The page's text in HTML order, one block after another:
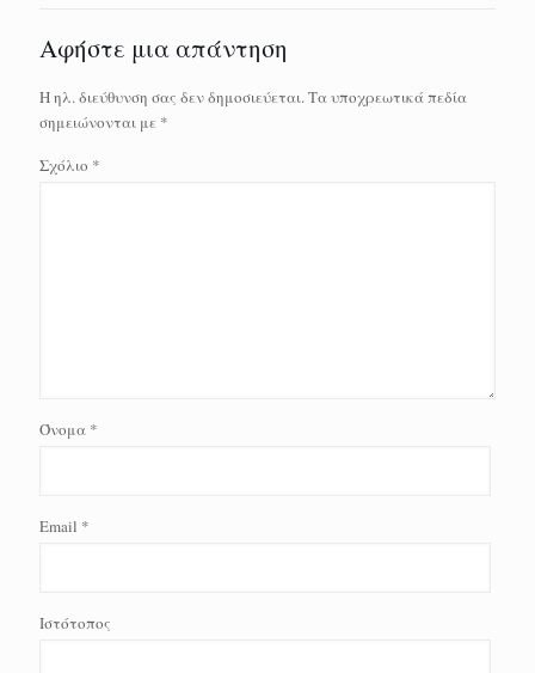
Αφήστε μια απάντηση
Η ηλ. διεύθυνση σας δεν δημοσιεύεται.Τα υποχρεωτικά πεδία
σημειώνονται με *
Σχόλιο *
Όνομα *
Email *
Ιστότοπος